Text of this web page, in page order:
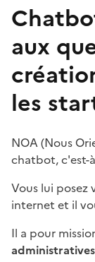
aux
les
NOA (Nous
chatbot, c'est-
Vous lui posez
internet et il
Il a pour
administratives